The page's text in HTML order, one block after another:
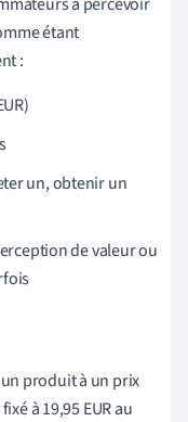
étant
:
un, obtenir un
de valeur ou
produit à un prix
à 19,95 EUR au